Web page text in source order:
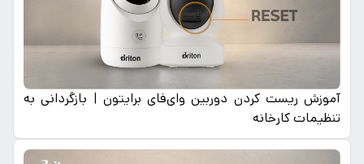
آموزش ریست کردن دوربین وای‌فای برایتون | بازگردانی به
تنظیمات کارخانه